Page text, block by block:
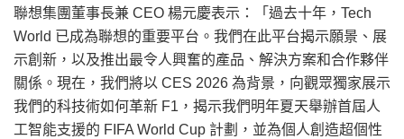
聯想集團董事長兼 CEO 楊元慶表示：「過去十年，Tech
World 已成為聯想的重要平台。我們在此平台揭示願景、展
示創新，以及推出最令人興奮的產品、解決方案和合作夥伴
關係。現在，我們將以 CES 2026 為背景，向觀眾獨家展示
我們的科技術如何革新 F1，揭示我們明年夏天舉辦首屆人
工智能支援的 FIFA World Cup 計劃，並為個人創造超個性